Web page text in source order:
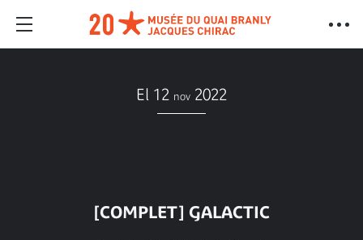
El 12 nov 2022
[COMPLET] GALACTIC